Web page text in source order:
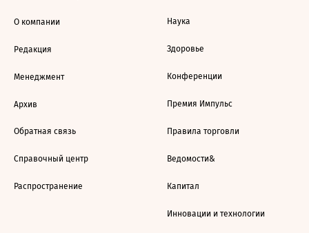
О компании
Редакция
Менеджмент
Архив
Обратная связь
Справочный центр
Распространение
Наука
Здоровье
Конференции
Премия Импульс
Правила торговли
Ведомости&
Капитал
Инновации и технологии